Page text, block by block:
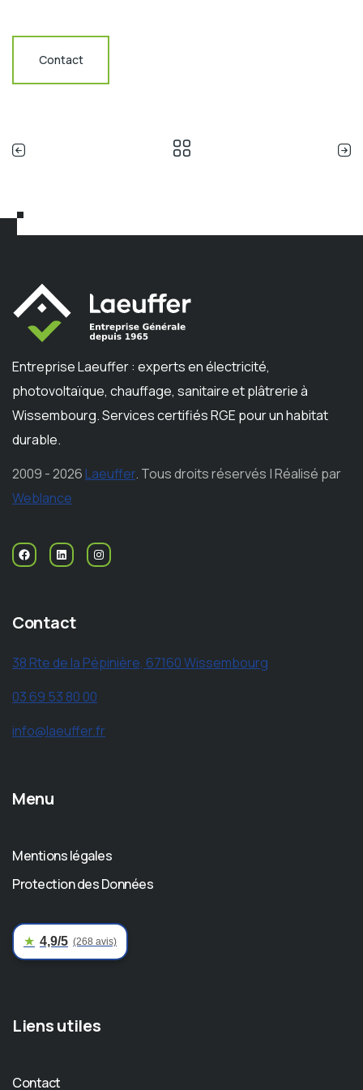
Contact
Entreprise Laeuffer : experts en électricité,
photovoltaïque, chauffage, sanitaire et plâtrerie à
Wissembourg. Services certifiés RGE pour un habitat
durable.
2009 - 2026Laeuffer. Tous droits réservés | Réalisé par
Weblance
Contact
38 Rte de la Pépinière, 67160 Wissembourg
03 69 53 80 00
info@laeuffer.fr
Menu
Mentions légales
Protection des Données
★ 4,9/5 (268 avis)
Liens utiles
Contact